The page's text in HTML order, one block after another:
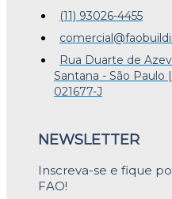
(11) 93026-4455
Rua Duarte de
Santana - São Paulo
021677-J
NEWSLETTER
Inscreva-se e fique
FAO!